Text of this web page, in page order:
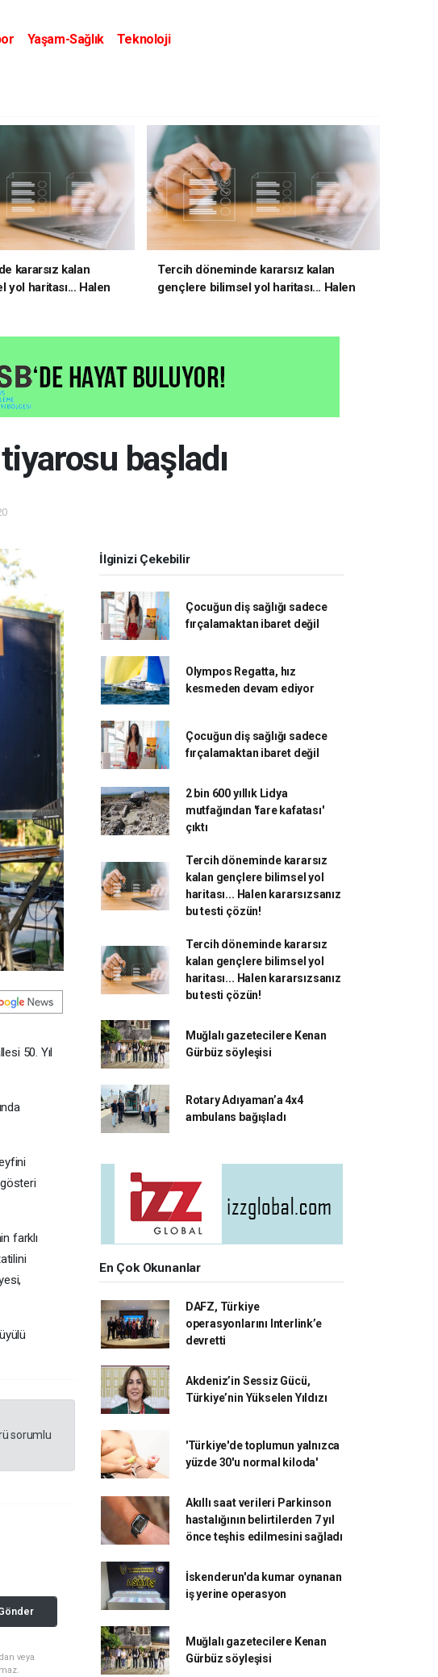
Yaşam-Sağlık
Teknoloji
kararsız kalan
yol haritası... Halen
Tercih döneminde kararsız kalan
gençlere bilimsel yol haritası... Halen
başladı
50. Yıl
farklı
sorumlu
veya
İlginizi Çekebilir
Çocuğun diş sağlığı sadece
fırçalamaktan ibaret değil
Olympos Regatta, hız
kesmeden devam ediyor
Çocuğun diş sağlığı sadece
fırçalamaktan ibaret değil
2 bin 600 yıllık Lidya
mutfağından 'fare kafatası'
çıktı
Tercih döneminde kararsız
kalan gençlere bilimsel yol
haritası... Halen kararsızsanız
bu testi çözün!
Tercih döneminde kararsız
kalan gençlere bilimsel yol
haritası... Halen kararsızsanız
bu testi çözün!
Muğlalı gazetecilere Kenan
Gürbüz söyleşisi
Rotary Adıyaman’a 4x4
ambulans bağışladı
En Çok Okunanlar
DAFZ, Türkiye
operasyonlarını Interlink’e
devretti
Akdeniz’in Sessiz Gücü,
Türkiye’nin Yükselen Yıldızı
'Türkiye'de toplumun yalnızca
yüzde 30'u normal kiloda'
Akıllı saat verileri Parkinson
hastalığının belirtilerden 7 yıl
önce teşhis edilmesini sağladı
İskenderun'da kumar oynanan
iş yerine operasyon
Muğlalı gazetecilere Kenan
Gürbüz söyleşisi